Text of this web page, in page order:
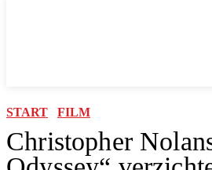
START FILM
Christopher